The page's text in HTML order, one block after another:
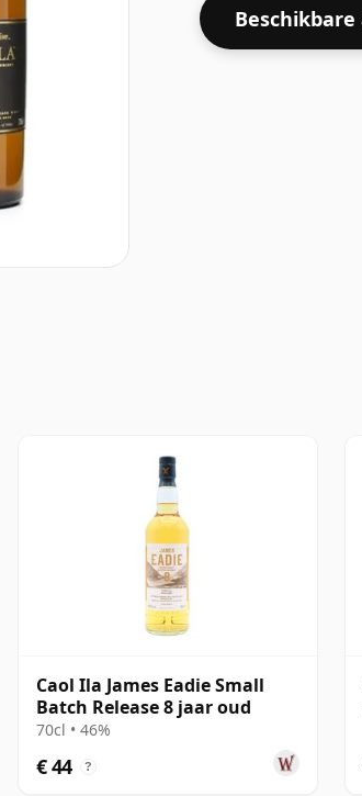
Caol Ila James Eadie Small
Batch Release 8 jaar oud
70cl • 46%
€ 44 ?